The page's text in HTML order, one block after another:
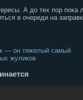
А до тех пор
в очереди на
— он тяжелый самый.
жуликов